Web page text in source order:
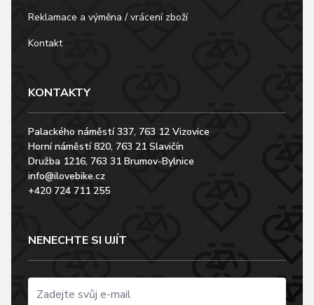
Reklamace a výměna / vrácení zboží
Kontakt
KONTAKTY
Palackého náměstí 337, 763 12 Vizovice
Horní náměstí 820, 763 21 Slavičín
Družba 1216, 763 31 Brumov-Bylnice
info@ilovebike.cz
+420 724 711 255
NENECHTE SI UJÍT